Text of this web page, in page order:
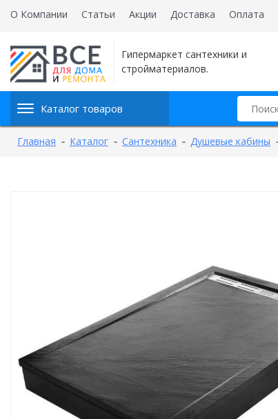
О Компании Статьи Акции Доставка Оплата
Гипермаркет сантехники и
стройматериалов.
Каталог товаров
Главная Каталог Сантехника Душевые кабины